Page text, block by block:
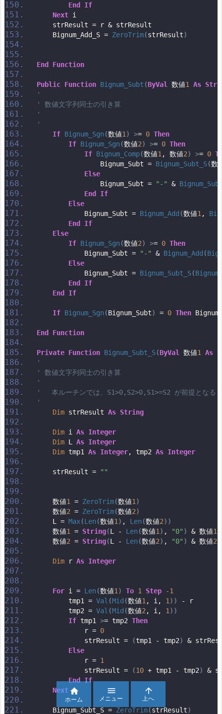
End
If
Next i
    strResult = r & strResult
    Bignum_Add_S =
ZeroTrim(strResult)
End Function
Public Function Bignum_Subt(ByVal 数値1 As
'
' 数値文字列同士の引き算
'
'
If Bignum_Sgn(数値1 ) >= 0 Then
If Bignum_Sgn(数値2) >= 0 Then
If Bignum_Comp(数値1 , 数値2) >= 0
                Bignum_Subt =
Bignum_Subt_S(数
Else
                Bignum_Subt =
"-" &
End
If
Else
            Bignum_Subt =
Bignum_Add (数値1 ,
End
If
Else
If Bignum_Sgn(数値2) >= 0 Then
            Bignum_Subt =
"-" & Bignum_Add (
Else
            Bignum_Subt =
Bignum_Subt_S(
End
If
End
If
If Bignum_Sgn(Bignum_Subt) = 0 Then
End Function
Private Function Bignum_Subt_S(ByVal 数値1 As
'
' 数値文字列同士の引き算
'
' 　本ルーチンでは、S1>0,S2>0,S1>=S2 が前提となる
'
Dim strResult As String
Dim i As Integer
Dim L As Integer
Dim tmp1 As Integer, tmp2 As Integer
    strResult =
""
    数値
1 = ZeroTrim(数値1 )
    数値
2 = ZeroTrim(数値2)
    L =
Max(Len(数値1 ) , Len(数値2))
    数値
1 = String(L - Len(数値1 ) , "0" ) & 数値1
    数値
2 = String(L - Len(数値2) , "0" ) & 数値2
Dim r As Integer
For i = Len(数値1 ) To 1 Step
-1
        tmp1 =
Val (Mid (数値1 , i, 1 ))
- r
        tmp2 =
Val (Mid (数値2 , i, 1 ))
If tmp1 >= tmp2 Then
            r =
0
            strResult =
(tmp1 - tmp2)
&
Else
            r =
1
            strResult =
(10 + tmp1 - tmp2)
&
End If
Next i
    Bignum_Subt_S =
ZeroTrim(strResult)

ホーム

メニュー

上へ